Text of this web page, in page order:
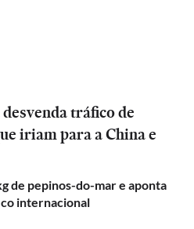
tráfico de
iriam para a China e
de pepinos-do-mar e aponta
internacional